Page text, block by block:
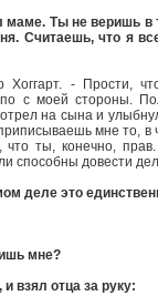
маме. Ты не веришь
Считаешь, что я
- Прости,
с моей стороны.
на сына и
мне то,
ты, конечно,
способны довести
деле это
мне?
взял отца за руку: